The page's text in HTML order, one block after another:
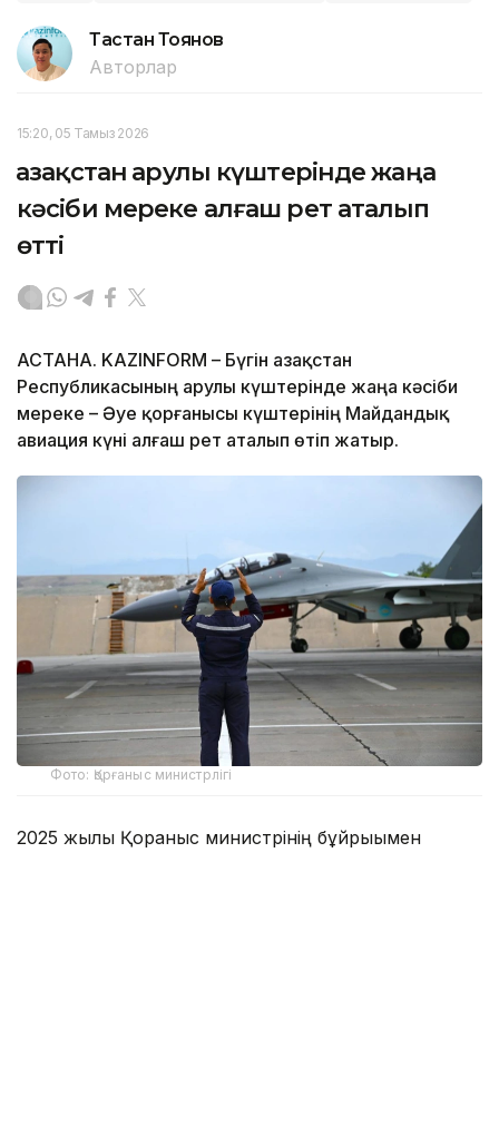
Тастан Тоянов
Авторлар
15:20, 05 Тамыз 2026
Қазақстан Қарулы күштерінде жаңа
кәсіби мереке алғаш рет аталып
өтті
АСТАНА. KAZINFORM – Бүгін Қазақстан
Республикасының Қарулы күштерінде жаңа кәсіби
мереке – Әуе қорғанысы күштерінің Майдандық
авиация күні алғаш рет аталып өтіп жатыр.
Фото: Қорғаныс министрлігі
2025 жылы Қорғаныс министрінің бұйрығымен